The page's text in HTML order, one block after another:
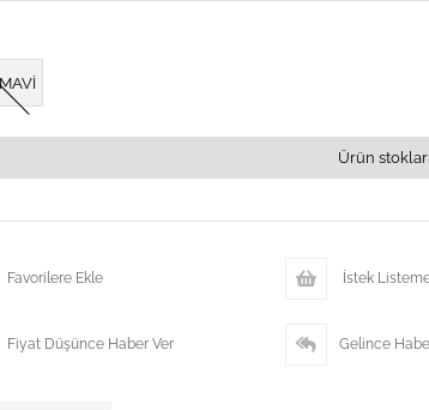
Ürün
Favorilere Ekle İstek
Fiyat Düşünce Haber Ver Gelince